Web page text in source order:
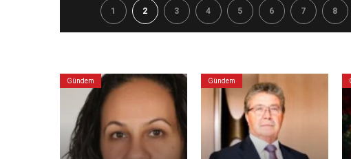
1 2 3 4 5 6 7 8
Gündem Gündem